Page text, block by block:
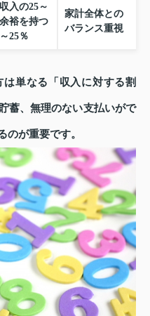
入の25～
裕を持つ
25％
家計全体との
バランス重視
単なる「収入に対する割
蓄、無理のない支払いがで
のが重要です。